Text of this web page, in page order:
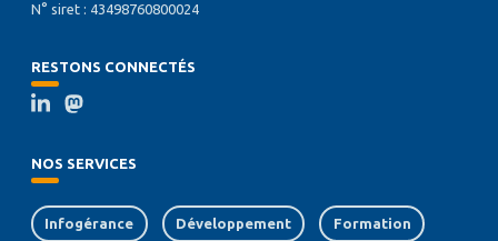
N° siret : 43498760800024
RESTONS CONNECTÉS
NOS SERVICES
Infogérance Développement Formation